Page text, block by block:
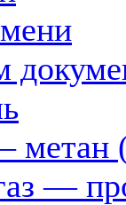
метан
—